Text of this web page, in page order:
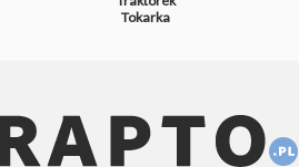
Tokarka